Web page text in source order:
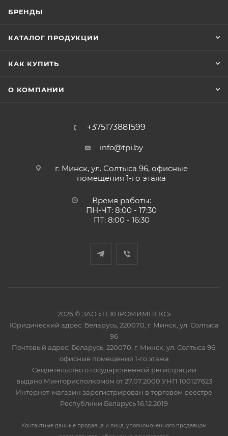
БРЕНДЫ
КАТАЛОГ ПРОДУКЦИИ
КАК КУПИТЬ
О КОМПАНИИ
+375173881599
info@tpi.by
г. Минск, ул. Солтыса 96, офисные
помещения 1-го этажа
Время работы:
ПН-ЧТ: 8:00 - 17:30
ПТ: 8:00 - 16:30
2026 © ЗАО «ТЕХПРОМИМПЕКС»
Юридический адрес: Беларусь, 220070, г. Минск, ул. Солтыса
96
Почтовый адрес: Беларусь, 220070, г. Минск, ул. Солтыса 96,
офисные помещения 1-го этажа
Свидетельство о государственной регистрации
выдано Мингорисполкомом от 27.07.2000 УНП 100127623
Интернет-магазин зарегистрирован в торговом реестре
Республики Беларусь 16.12.2019
Контактные данные продавца и лица, уполномоченного продавцом